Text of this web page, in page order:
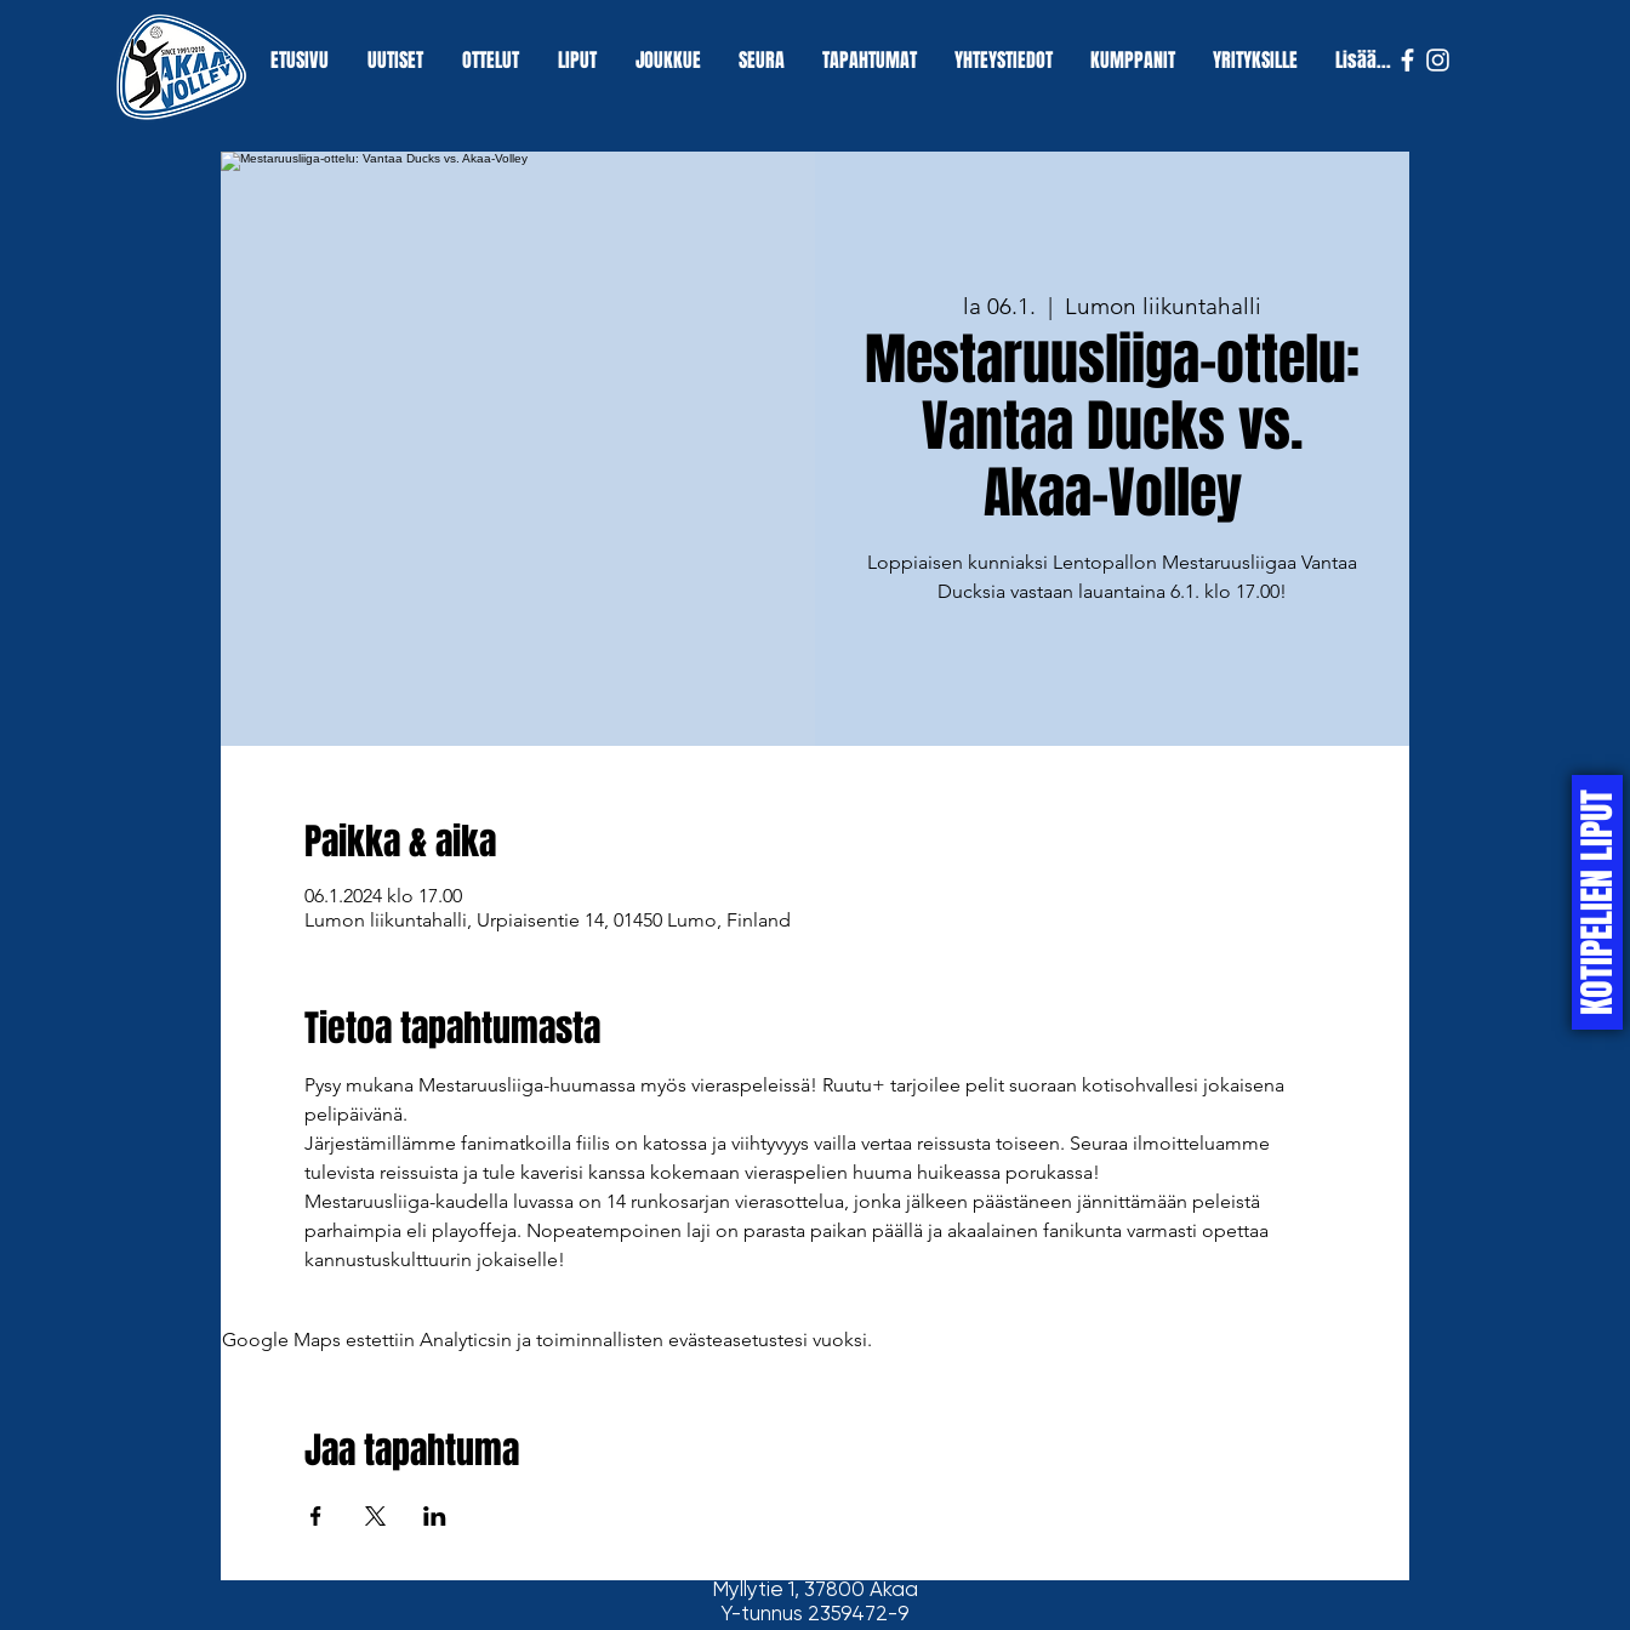
ETUSIVU UUTISET OTTELUT LIPUT JOUKKUE SEURA TAPAHTUMAT YHTEYSTIEDOT KUMPPANIT YRITYKSILLE Lisää...
KOTIPELIEN LIPUT
la 06.1.
  |
Lumon liikuntahalli
Mestaruusliiga-ottelu:
Vantaa Ducks vs.
Akaa-Volley
Loppiaisen kunniaksi Lentopallon Mestaruusliigaa Vantaa
Ducksia vastaan lauantaina 6.1. klo 17.00!
Paikka & aika
06.1.2024 klo 17.00
Lumon liikuntahalli, Urpiaisentie 14, 01450 Lumo, Finland
Tietoa tapahtumasta
Pysy mukana Mestaruusliiga-huumassa myös vieraspeleissä! Ruutu+ tarjoilee pelit suoraan kotisohvallesi jokaisena
pelipäivänä.
Järjestämillämme fanimatkoilla fiilis on katossa ja viihtyvyys vailla vertaa reissusta toiseen. Seuraa ilmoitteluamme
tulevista reissuista ja tule kaverisi kanssa kokemaan vieraspelien huuma huikeassa porukassa!
Mestaruusliiga-kaudella luvassa on 14 runkosarjan vierasottelua, jonka jälkeen päästäneen jännittämään peleistä
parhaimpia eli playoffeja. Nopeatempoinen laji on parasta paikan päällä ja akaalainen fanikunta varmasti opettaa
kannustuskulttuurin jokaiselle!
Google Maps estettiin Analyticsin ja toiminnallisten evästeasetustesi vuoksi.
Jaa tapahtuma
Myllytie 1, 37800 Akaa
Y-tunnus 2359472-9